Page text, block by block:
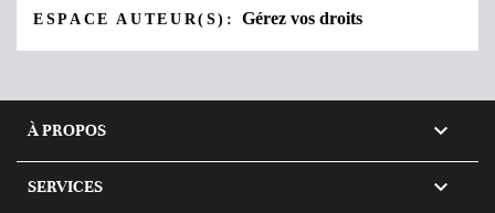
ESPACE AUTEUR(S):Gérez vos droits
À PROPOS 
SERVICES 